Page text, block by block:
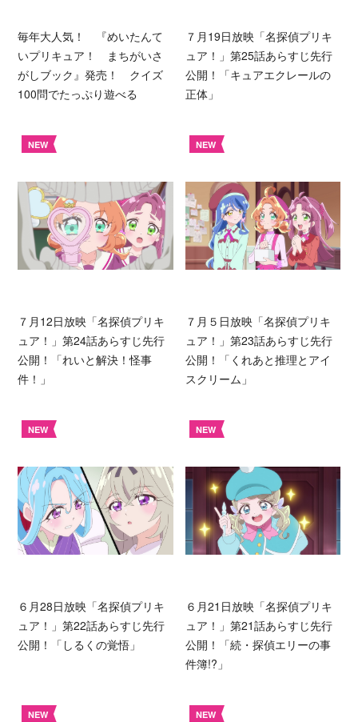
毎年大人気！ 『めいたんて
いプリキュア！ まちがいさ
がしブック』発売！ クイズ
100問でたっぷり遊べる
７月19日放映「名探偵プリキ
ュア！」第25話あらすじ先行
公開！「キュアエクレールの
正体」
NEW
７月12日放映「名探偵プリキ
ュア！」第24話あらすじ先行
公開！「れいと解決！怪事
件！」
NEW
７月５日放映「名探偵プリキ
ュア！」第23話あらすじ先行
公開！「くれあと推理とアイ
スクリーム」
NEW
６月28日放映「名探偵プリキ
ュア！」第22話あらすじ先行
公開！「しるくの覚悟」
NEW
６月21日放映「名探偵プリキ
ュア！」第21話あらすじ先行
公開！「続・探偵エリーの事
件簿!?」
NEW NEW